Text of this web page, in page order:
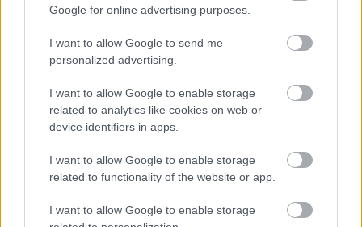
Google for online advertising purposes.
I want to allow Google to send me
personalized advertising.
I want to allow Google to enable storage
related to analytics like cookies on web or
device identifiers in apps.
I want to allow Google to enable storage
related to functionality of the website or app.
I want to allow Google to enable storage